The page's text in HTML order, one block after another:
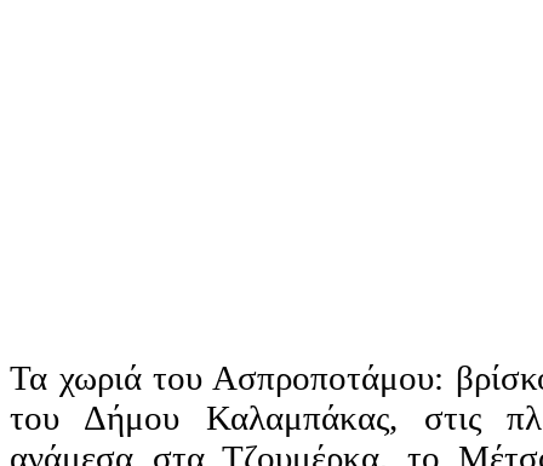
Τα χωριά του Ασπροποτάμου:
του Δήμου Καλαμπάκας, στις
ανάμεσα στα Τζουμέρκα, το